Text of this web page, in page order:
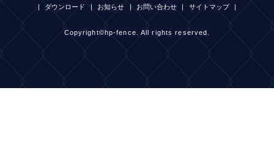
ダウンロード
お知らせ お問い合わせ サイトマップ
Copyright©hp-fence. All rights reserved.